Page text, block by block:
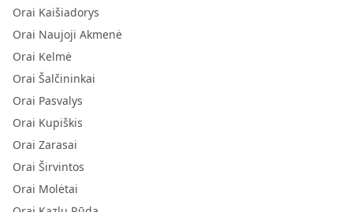
Orai Kaišiadorys
Orai Naujoji Akmenė
Orai Kelmė
Orai Šalčininkai
Orai Pasvalys
Orai Kupiškis
Orai Zarasai
Orai Širvintos
Orai Molėtai